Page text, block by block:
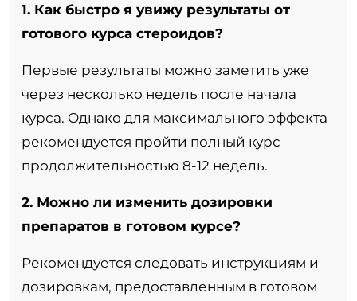
1. Как быстро я увижу результаты от
готового курса стероидов?
Первые результаты можно заметить уже
через несколько недель после начала
курса. Однако для максимального эффекта
рекомендуется пройти полный курс
продолжительностью 8-12 недель.
2. Можно ли изменить дозировки
препаратов в готовом курсе?
Рекомендуется следовать инструкциям и
дозировкам, предоставленным в готовом